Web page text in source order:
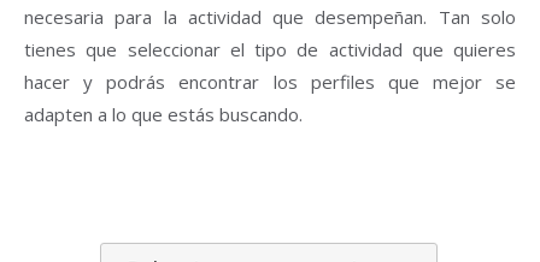
necesaria para la actividad que desempeñan. Tan solo
tienes que seleccionar el tipo de actividad que quieres
hacer y podrás encontrar los perfiles que mejor se
adapten a lo que estás buscando.